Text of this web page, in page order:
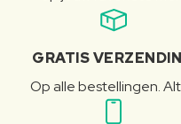
GRATIS
Op alle bestellingen.